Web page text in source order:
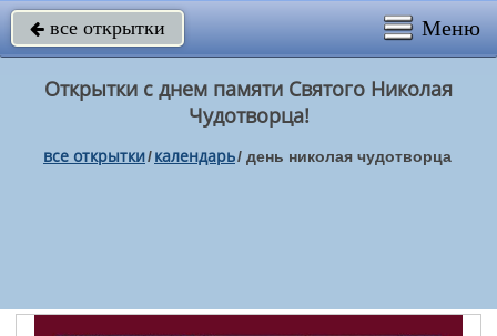
 все открытки Меню
Открытки с днем памяти Святого Николая
Чудотворца!
все открытки/календарь/ день николая чудотворца